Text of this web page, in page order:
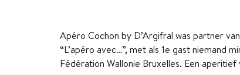
Apéro Cochon by D’Argifral was partner
“L’apéro avec…”, met als 1e gast niemand
Fédération Wallonie Bruxelles. Een